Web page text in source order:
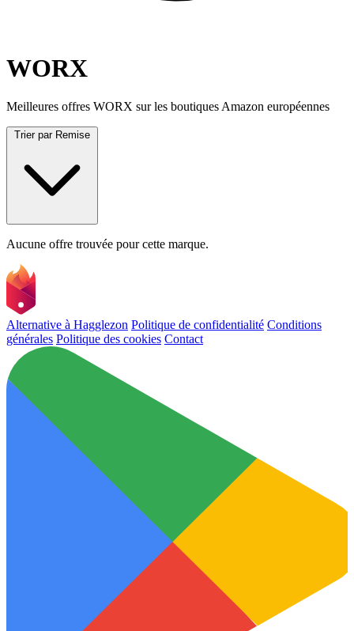
WORX
Meilleures offres WORX sur les boutiques Amazon européennes
Trier par Remise
Aucune offre trouvée pour cette marque.
Alternative à Hagglezon Politique de confidentialité Conditions
générales Politique des cookies Contact